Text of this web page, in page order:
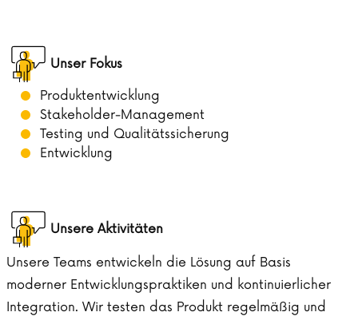
Unser Fokus
Produktentwicklung
Stakeholder-Management
Testing und Qualitätssicherung
Entwicklung
Unsere Aktivitäten
Unsere Teams entwickeln die Lösung auf Basis
moderner Entwicklungspraktiken und kontinuierlicher
Integration. Wir testen das Produkt regelmäßig und